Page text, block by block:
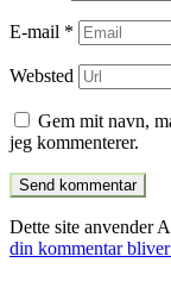
E-mail *
Websted
Gem mit navn,
jeg kommenterer.
Dette site anvender
din kommentar